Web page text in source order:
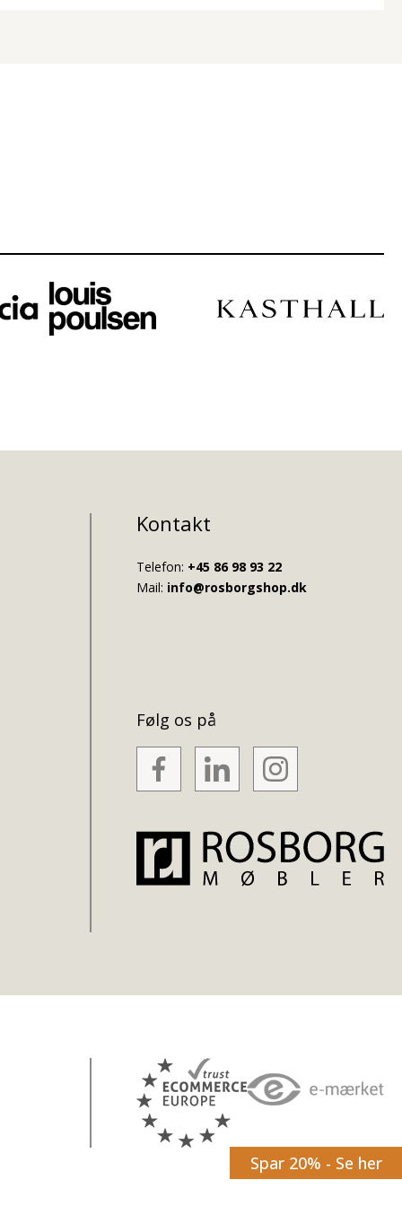
Kontakt
Telefon: +45 86 98 93 22
Mail: info@rosborgshop.dk
Følg os på
Spar 20% - Se her